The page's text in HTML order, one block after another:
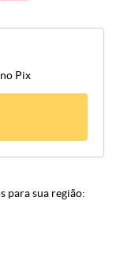
no Pix
para sua região: